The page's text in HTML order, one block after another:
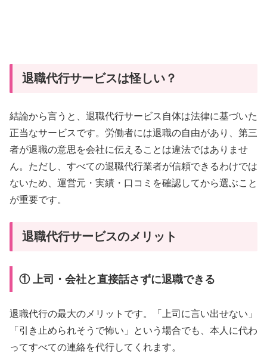
退職代行サービスは怪しい？
結論から言うと、退職代行サービス自体は法律に基づいた
正当なサービスです。労働者には退職の自由があり、第三
者が退職の意思を会社に伝えることは違法ではありませ
ん。ただし、すべての退職代行業者が信頼できるわけでは
ないため、運営元・実績・口コミを確認してから選ぶこと
が重要です。
退職代行サービスのメリット
① 上司・会社と直接話さずに退職できる
退職代行の最大のメリットです。「上司に言い出せない」
「引き止められそうで怖い」という場合でも、本人に代わ
ってすべての連絡を代行してくれます。